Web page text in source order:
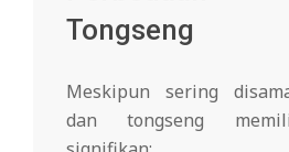
Tongseng
Meskipun sering
dan tongseng